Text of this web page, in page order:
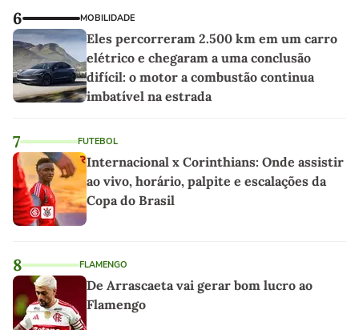
6 MOBILIDADE
Eles percorreram 2.500 km em um carro
elétrico e chegaram a uma conclusão
difícil: o motor a combustão continua
imbatível na estrada
7 FUTEBOL
Internacional x Corinthians: Onde assistir
ao vivo, horário, palpite e escalações da
Copa do Brasil
8 FLAMENGO
De Arrascaeta vai gerar bom lucro ao
Flamengo